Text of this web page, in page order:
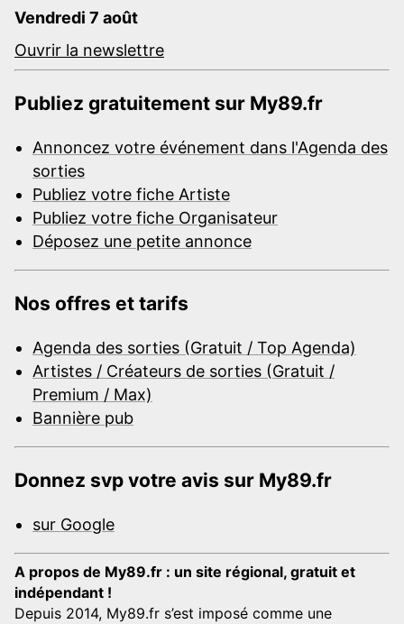
Vendredi 7 août
Ouvrir la newslettre
Publiez gratuitement sur My89.fr
Annoncez votre événement dans l'Agenda des
sorties
Publiez votre fiche Artiste
Publiez votre fiche Organisateur
Déposez une petite annonce
Nos offres et tarifs
Agenda des sorties (Gratuit / Top Agenda)
Artistes / Créateurs de sorties (Gratuit /
Premium / Max)
Bannière pub
Donnez svp votre avis sur My89.fr
sur Google
A propos de My89.fr : un site régional, gratuit et
indépendant !
Depuis 2014, My89.fr s’est imposé comme une